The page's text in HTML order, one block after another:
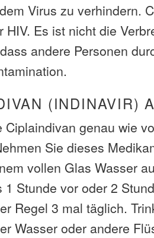
Virus zu verhindern.
HIV. Es ist nicht die
andere Personen
(INDINAVIR)
Ciplaindivan genau wie
Sie dieses
vollen Glas Wasser
1 Stunde vor oder 2
Regel 3 mal täglich.
Wasser oder andere